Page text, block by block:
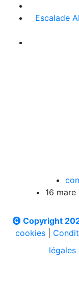
Escalade
16
Copyright
cookies|
légales